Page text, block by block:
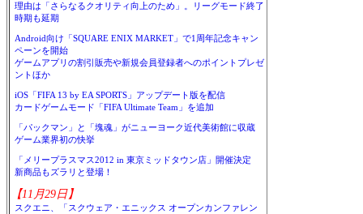
理由は「さらなるクオリティ向上のため」。リーグモード終了
時期も延期
Android向け「SQUARE ENIX MARKET」で1周年記念キャン
ペーンを開始
ゲームアプリの割引販売や新規会員登録者へのポイントプレゼ
ントほか
iOS「FIFA 13 by EA SPORTS」アップデート版を配信
カードゲームモード「FIFA Ultimate Team」を追加
「パックマン」と「塊魂」がニューヨーク近代美術館に収蔵
ゲーム業界初の快挙
「メリープラスマス2012 in 東京ミッドタウン店」開催決定
新商品もズラリと登場！
【11月29日】
スクエニ、「スクウェア・エニックス オープンカンファレン